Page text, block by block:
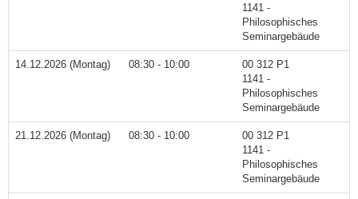
1141 -
Philosophisches
Seminargebäude
14.12.2026 (Montag) 08:30 - 10:00
00 312 P1
1141 -
Philosophisches
Seminargebäude
21.12.2026 (Montag) 08:30 - 10:00
00 312 P1
1141 -
Philosophisches
Seminargebäude